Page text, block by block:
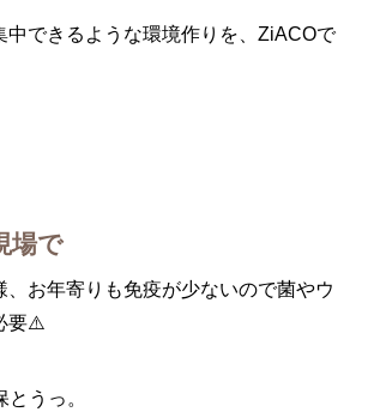
中できるような環境作りを、ZiACOで
場で
、お年寄りも免疫が少ないので菌やウ
要⚠️
うっ。